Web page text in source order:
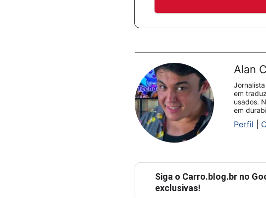
Alan
em
usados.
em
Perfil
Siga o Carro.blog.br no
exclusivas!